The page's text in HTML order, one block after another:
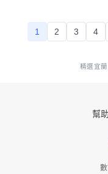
1 2 3 4
精選宜
幫